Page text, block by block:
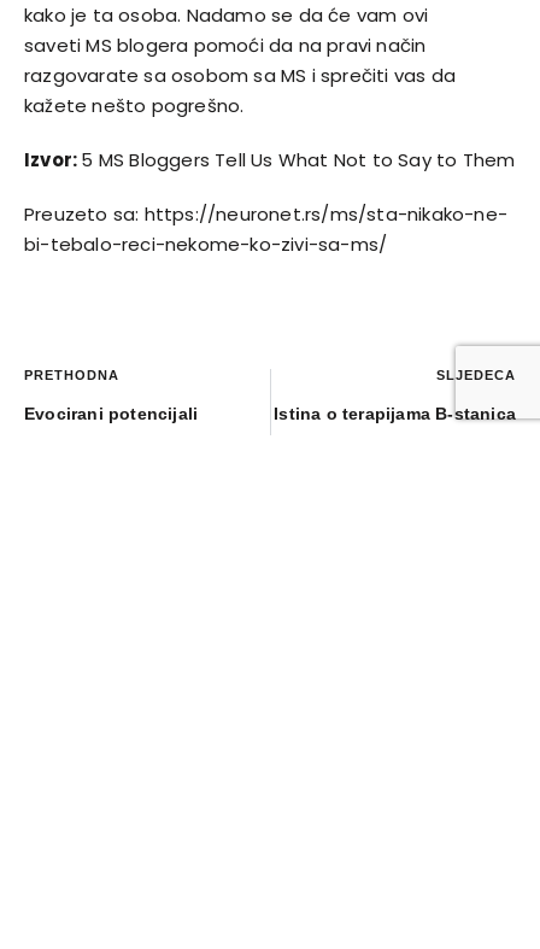
kako je ta osoba. Nadamo se da će vam ovi
savetiMS blogera pomoći da na pravi način
razgovarate sa osobom sa MS i sprečiti vas da
kažete nešto pogrešno.
Izvor:5 MS Bloggers Tell Us What Not to Say to Them
Preuzeto sa: https://neuronet.rs/ms/sta-nikako-ne-
bi-tebalo-reci-nekome-ko-zivi-sa-ms/
PRETHODNA
Evocirani potencijali
SLJEDEĆA
Istina o terapijama B-stanica